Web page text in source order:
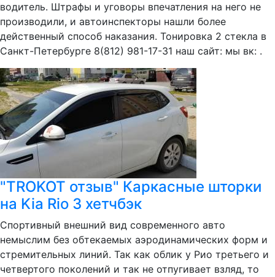
водитель. Штрафы и уговоры впечатления на него не
производили, и автоинспекторы нашли более
действенный способ наказания. Тонировка 2 стекла в
Санкт-Петербурге 8(812) 981-17-31 наш сайт: мы вк: .
"TROKOT отзыв" Каркасные шторки
на Kia Rio 3 хетчбэк
Спортивный внешний вид современного авто
немыслим без обтекаемых аэродинамических форм и
стремительных линий. Так как облик у Рио третьего и
четвертого поколений и так не отпугивает взляд, то